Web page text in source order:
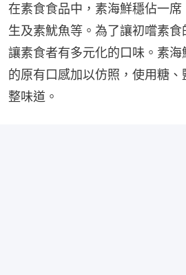
在素食食品中，素海鮮穩佔一
生及素魷魚等。為了讓初嚐素
讓素食者有多元化的口味。素
的原有口感加以仿照，使用糖
整味道。